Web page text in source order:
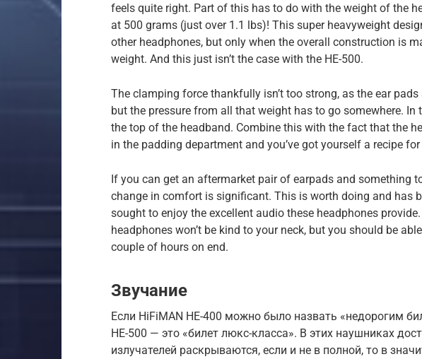
feels quite right. Part of this has to do with the weight of the
at 500 grams (just over 1.1 lbs)! This super heavyweight
other headphones, but only when the overall construction is
weight. And this just isn’t the case with the HE-500.
The clamping force thankfully isn’t too strong, as the ear
but the pressure from all that weight has to go somewhere. In
the top of the headband. Combine this with the fact that the
in the padding department and you’ve got yourself a recipe
If you can get an aftermarket pair of earpads and something
change in comfort is significant. This is worth doing and has
sought to enjoy the excellent audio these headphones
headphones won’t be kind to your neck, but you should be
couple of hours on end.
Звучание
Если HiFiMAN HE-400 можно было назвать «недорогим
HE-500 — это «билет люкс-класса». В этих наушниках
излучателей раскрываются, если и не в полной, то в